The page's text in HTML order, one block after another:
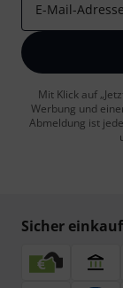
E-Mail-Adresse
Mit Klick auf
Werbung und
Abmeldung ist
Sicher